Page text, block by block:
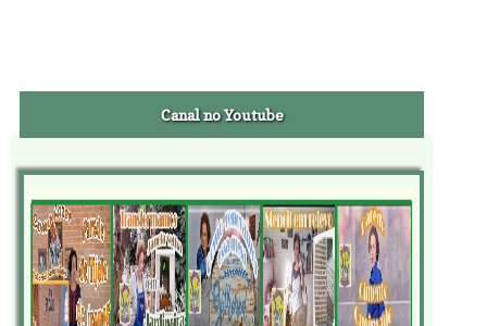
Canal no Youtube